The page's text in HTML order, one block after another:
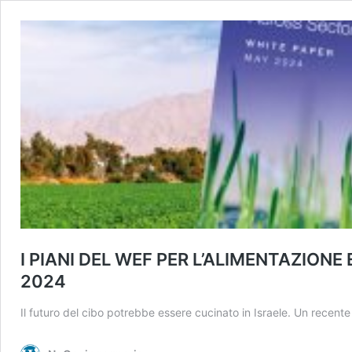
I PIANI DEL WEF PER L’ALIMENTAZIONE
2024
Il futuro del cibo potrebbe essere cucinato in Israele. Un